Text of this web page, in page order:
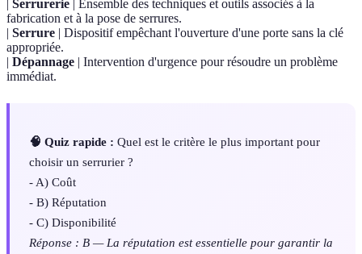
| Serrurerie | Ensemble des techniques et outils associés à la
fabrication et à la pose de serrures.
| Serrure | Dispositif empêchant l'ouverture d'une porte sans la clé
appropriée.
| Dépannage | Intervention d'urgence pour résoudre un problème
immédiat.
🧠 Quiz rapide : Quel est le critère le plus important pour
choisir un serrurier ?
- A) Coût
- B) Réputation
- C) Disponibilité
Réponse : B — La réputation est essentielle pour garantir la